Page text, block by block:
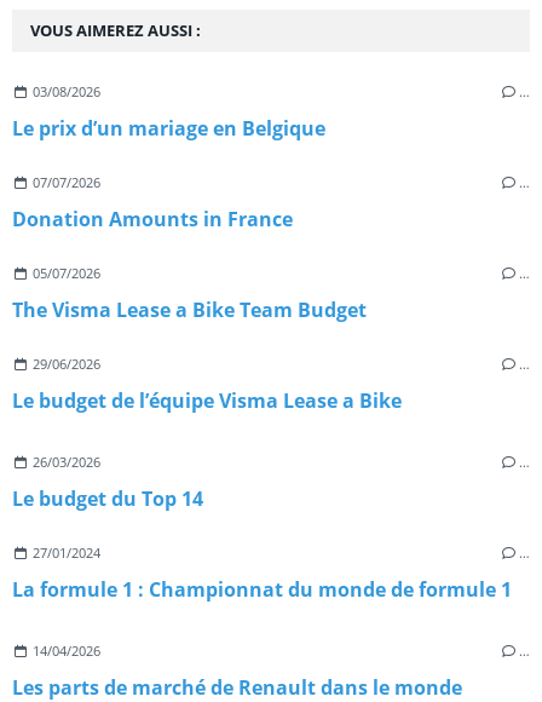
VOUS AIMEREZ AUSSI :
03/08/2026 …
Le prix d’un mariage en Belgique
07/07/2026 …
Donation Amounts in France
05/07/2026 …
The Visma Lease a Bike Team Budget
29/06/2026 …
Le budget de l’équipe Visma Lease a Bike
26/03/2026 …
Le budget du Top 14
27/01/2024 …
La formule 1 : Championnat du monde de formule 1
14/04/2026 …
Les parts de marché de Renault dans le monde